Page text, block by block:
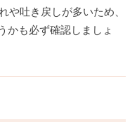
や吐き戻しが多いため、
かも必ず確認しましょ